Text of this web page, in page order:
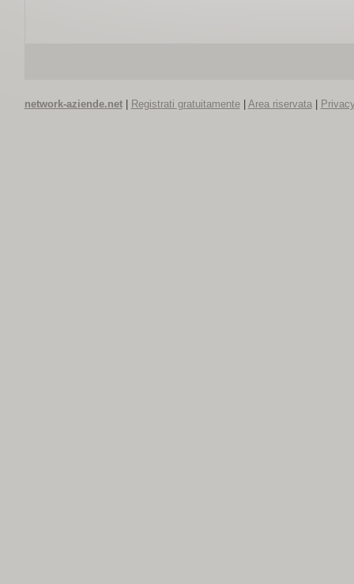
network-aziende.net| Registrati gratuitamente| Area riservata|